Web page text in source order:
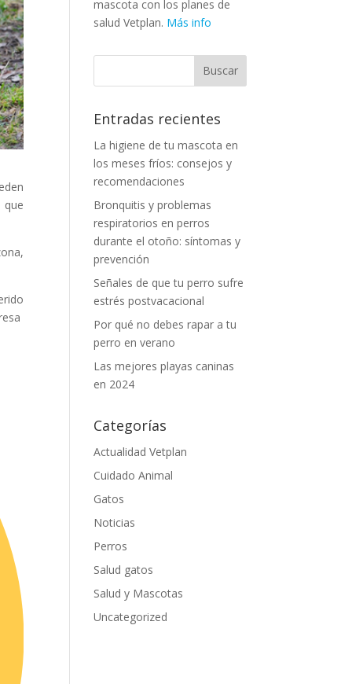
que
mascota con los planes de
salud Vetplan. Más info
Entradas recientes
La higiene de tu mascota en
los meses fríos: consejos y
recomendaciones
Bronquitis y problemas
respiratorios en perros
durante el otoño: síntomas y
prevención
Señales de que tu perro sufre
estrés postvacacional
Por qué no debes rapar a tu
perro en verano
Las mejores playas caninas
en 2024
Categorías
Actualidad Vetplan
Cuidado Animal
Gatos
Noticias
Perros
Salud gatos
Salud y Mascotas
Uncategorized